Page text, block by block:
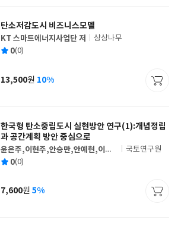
탄소저감도시 비즈니스모델
글
쓴
KT 스마트에너지사업단 저
출
사
상상나무
평 0(0)
가
13,500원 10%
한국형 탄소중립도시 실현방안 연구(1):개념정립
과 공간계획 방안 중심으로
글
쓴
윤은주,이현주,안승만,안예현,이치
주,박종화,강혜원 공저
출
사
국토연구원
평 0(0)
가
7,600원 5%